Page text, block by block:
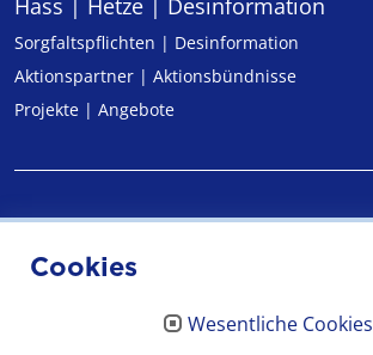
Sorgfaltspflichten | Desinformation
Aktionspartner | Aktionsbündnisse
Projekte | Angebote
Cookies
Wesentliche Cookies